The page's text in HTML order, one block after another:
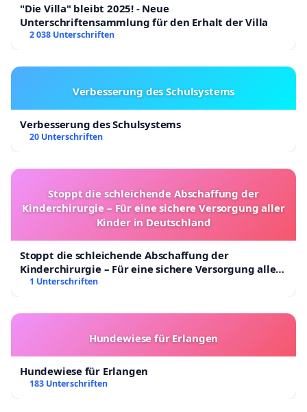
"Die Villa" bleibt 2025! - Neue
Unterschriftensammlung für den Erhalt der Villa
2 038 Unterschriften
Verbesserung des Schulsystems
Verbesserung des Schulsystems
20 Unterschriften
Stoppt die schleichende Abschaffung der
Kinderchirurgie – Für eine sichere Versorgung aller
Kinder in Deutschland
Stoppt die schleichende Abschaffung der
Kinderchirurgie – Für eine sichere Versorgung aller
Kinder in Deutschland
1 Unterschriften
Hundewiese für Erlangen
Hundewiese für Erlangen
183 Unterschriften